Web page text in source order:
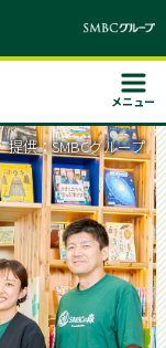
メニュー
提供：SMBCグループ